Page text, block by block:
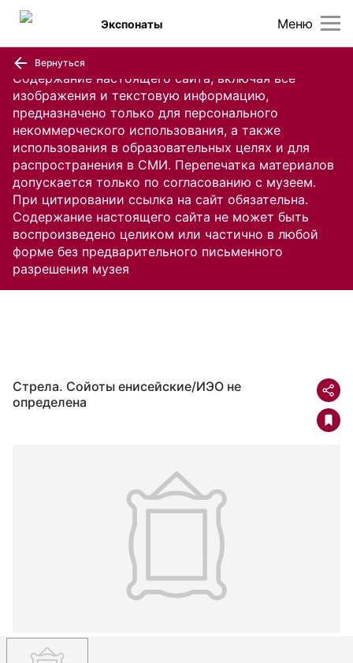
Содержание настоящего сайта, включая все
изображения и текстовую информацию,
предназначено только для персонального
некоммерческого использования, а также
использования в образовательных целях и для
распространения в СМИ. Перепечатка материалов
допускается только по согласованию с музеем.
При цитировании ссылка на сайт обязательна.
Содержание настоящего сайта не может быть
воспроизведено целиком или частично в любой
форме без предварительного письменного
разрешения музея
Меню
Экспонаты
Вернуться
Стрела. Сойоты енисейские/ИЭО не
определена